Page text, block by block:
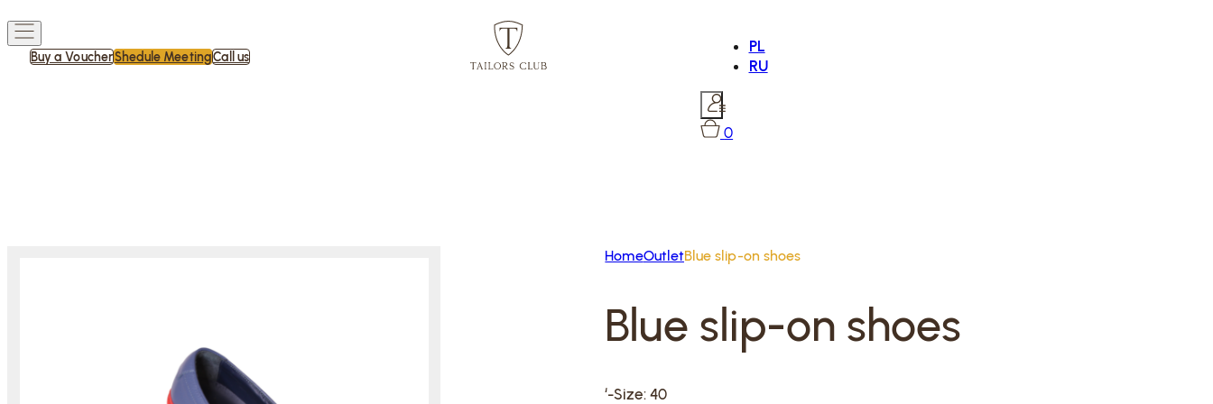
Buy a VoucherShedule MeetingCall us
PL
RU
0
HomeOutletBlue slip-on shoes
Blue slip-on shoes
‘-Size: 40